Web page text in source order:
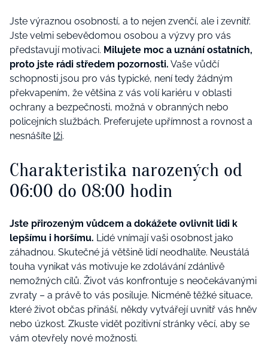
Jste výraznou osobností, a to nejen zvenčí, ale i zevnitř.
Jste velmi sebevědomou osobou a výzvy pro vás
představují motivaci. Milujete moc a uznání ostatních,
proto jste rádi středem pozornosti. Vaše vůdčí
schopnosti jsou pro vás typické, není tedy žádným
překvapením, že většina z vás volí kariéru v oblasti
ochrany a bezpečnosti, možná v obranných nebo
policejních službách. Preferujete upřímnost a rovnost a
nesnášíte lži.
Charakteristika narozených od
06:00 do 08:00 hodin
Jste přirozeným vůdcem a dokážete ovlivnit lidi k
lepšímu i horšímu. Lidé vnímají vaši osobnost jako
záhadnou. Skutečné já většině lidí neodhalíte. Neustálá
touha vynikat vás motivuje ke zdolávání zdánlivě
nemožných cílů. Život vás konfrontuje s neočekávanými
zvraty – a právě to vás posiluje. Nicméně těžké situace,
které život občas přináší, někdy vytvářejí uvnitř vás hněv
nebo úzkost. Zkuste vidět pozitivní stránky věcí, aby se
vám otevřely nové možnosti.